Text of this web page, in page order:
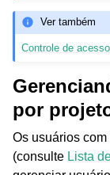
Ver também
Controle de acesso
por
Os usuários
(consulte Lista